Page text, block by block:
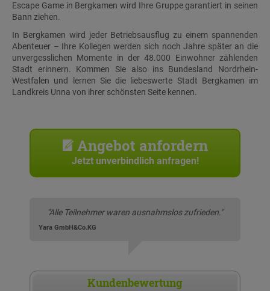
Escape Game in Bergkamen wird Ihre Gruppe garantiert in seinen
Bann ziehen.
In Bergkamen wird jeder Betriebsausflug zu einem spannenden
Abenteuer – Ihre Kollegen werden sich noch Jahre später an die
unvergesslichen Momente in der 48.000 Einwohner zählenden
Stadt erinnern. Kommen Sie also ins Bundesland Nordrhein-
Westfalen und lernen Sie die liebeswerte Stadt Bergkamen im
Landkreis Unna von ihrer schönsten Seite kennen.
Angebot anfordern
Jetzt unverbindlich anfragen!
"Alle Teilnehmer waren ausnahmslos zufrieden."
Yara GmbH&Co.KG
Kundenbewertung